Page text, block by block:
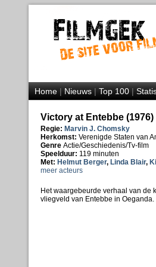
Home|Nieuws|Top 100|
Victory at Entebbe (1976)
Regie: Marvin J. Chomsky
Herkomst: Verenigde Staten van
Genre Actie/Geschiedenis/Tv-film
Speelduur: 119 minuten
Met: Helmut Berger, Linda Blair,
meer acteurs
Het waargebeurde verhaal van de
vliegveld van Entebbe in Oeganda.